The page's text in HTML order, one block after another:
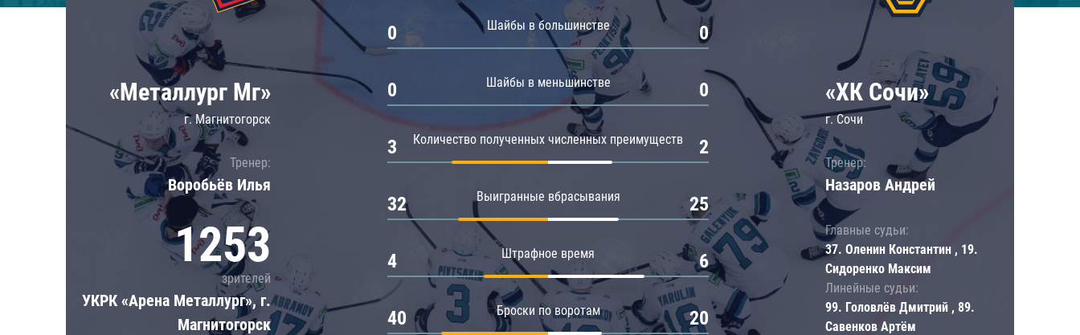
Локомотив
ЦСКА
Шанхайские Драконы
«Металлург Мг»
г. Магнитогорск
Тренер:
Воробьёв Илья
1253
зрителей
УКРК «Арена Металлург», г.
Магнитогорск
Шайбы в большинстве
0 0
Шайбы в меньшинстве
0 0
Количество полученных численных преимуществ
3 2
Выигранные вбрасывания
32 25
Штрафное время
4 6
Броски по воротам
40 20
«ХК Сочи»
г. Сочи
Тренер:
Назаров Андрей
Главные судьи:
37. Оленин Константин , 19.
Сидоренко Максим
Линейные судьи:
99. Головлёв Дмитрий , 89.
Савенков Артём